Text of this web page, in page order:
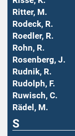
Ritter, M.
Rodeck, R.
Roedler, R.
Rohn, R.
Rosenberg, J.
Rudnik, R.
Rudolph, F.
Ruwisch, C.
Rädel, M.
S